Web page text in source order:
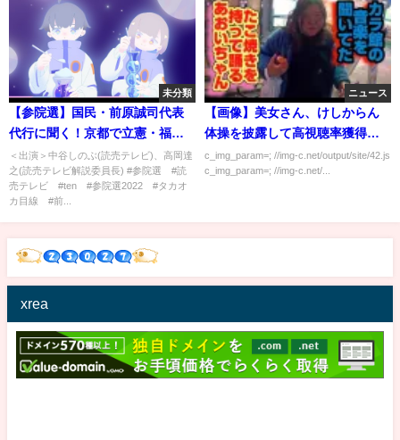
未分類
【参院選】国民・前原誠司代表
代行に聞く！京都で立憲・福山
哲郎氏となぜ決裂？今後の展望
は？
＜出演＞中谷しのぶ(読売テレビ)、高岡達
之(読売テレビ解説委員長) #参院選 #読
売テレビ #ten #参院選2022 #タカオ
カ目線 #前...
ニュース
【画像】美女さん、けしからん
体操を披露して高視聴率獲得し
てしまう
c_img_param=; //img-c.net/output/site/42.js
c_img_param=; //img-c.net/...
xrea